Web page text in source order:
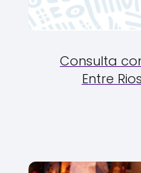
Consulta
Entre